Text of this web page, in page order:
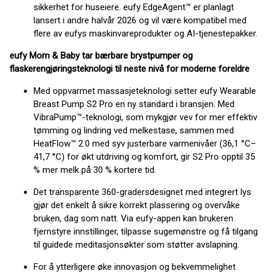
sikkerhet for huseiere. eufy EdgeAgent™ er planlagt
lansert i andre halvår 2026 og vil være kompatibel med
flere av eufys maskinvareprodukter og AI-tjenestepakker.
eufy Mom & Baby tar bærbare brystpumper og
flaskerengjøringsteknologi til neste nivå for moderne foreldre
Med oppvarmet massasjeteknologi setter eufy Wearable
Breast Pump S2 Pro en ny standard i bransjen. Med
VibraPump™-teknologi, som mykgjør vev for mer effektiv
tømming og lindring ved melkestase, sammen med
HeatFlow™ 2.0 med syv justerbare varmenivåer (36,1 °C–
41,7 °C) for økt utdriving og komfort, gir S2 Pro opptil 35
% mer melk på 30 % kortere tid.
Det transparente 360-gradersdesignet med integrert lys
gjør det enkelt å sikre korrekt plassering og overvåke
bruken, dag som natt. Via eufy-appen kan brukeren
fjernstyre innstillinger, tilpasse sugemønstre og få tilgang
til guidede meditasjonsøkter som støtter avslapning.
For å ytterligere øke innovasjon og bekvemmelighet